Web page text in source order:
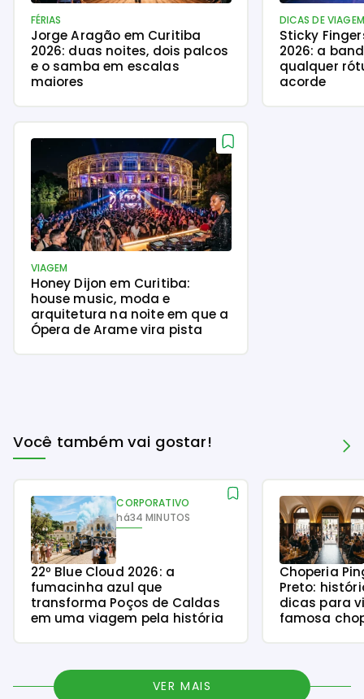
FÉRIAS
Jorge Aragão em Curitiba
2026: duas noites, dois palcos
e o samba em escalas
maiores
DICAS DE VIAGEM
Sticky
2026: a
qualquer
acorde
VIAGEM
Honey Dijon em Curitiba:
house music, moda e
arquitetura na noite em que a
Ópera de Arame vira pista
Você também vai gostar!
CORPORATIVO
há34 MINUTOS
22º Blue Cloud 2026: a
fumacinha azul que
transforma Poços de Caldas
em uma viagem pela história
Choperia
Preto:
dicas para
famosa
VER MAIS